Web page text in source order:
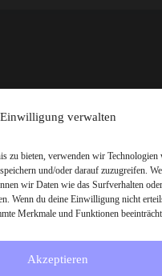
Einwilligung verwalten
zu bieten, verwenden wir Technologien
und/oder darauf zuzugreifen.
wir Daten wie das Surfverhalten
Wenn du deine Einwilligung nicht
Merkmale und Funktionen
Akzeptieren
Inhalt
Blog